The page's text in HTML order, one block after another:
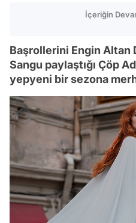
İçeriğin
Başrollerini Engin Altan
Sangu paylaştığı Çöp
yepyeni bir sezona